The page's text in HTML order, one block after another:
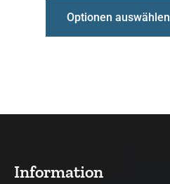
Optionen auswählen
Information